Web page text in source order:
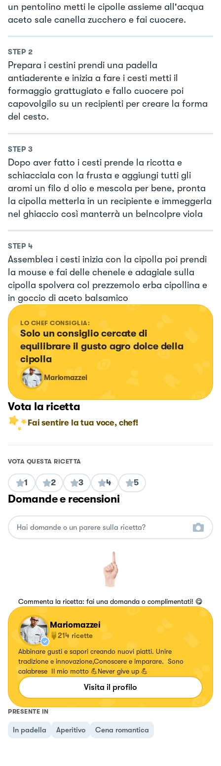
un pentolino metti le cipolle assieme all'acqua
aceto sale canella zucchero e fai cuocere.
STEP 2
Prepara i cestini prendi una padella
antiaderente e inizia a fare i cesti metti il
formaggio grattugiato e fallo cuocere poi
capovolgilo su un recipienti per creare la forma
del cesto.
STEP 3
Dopo aver fatto i cesti prende la ricotta e
schiacciala con la frusta e aggiungi tutti gli
aromi un filo d olio e mescola per bene, pronta
la cipolla metterla in un recipiente e immeggerla
nel ghiaccio così manterrà un belncolpre viola
STEP 4
Assemblea i cesti inizia con la cipolla poi prendi
la mouse e fai delle chenele e adagiale sulla
cipolla spolvera col prezzemolo erba cipollina e
in goccio di aceto balsamico
LO CHEF CONSIGLIA:
Solo un consiglio cercate di
equilibrare il gusto agro dolce della
cipolla
Mariomazzei
Vota la ricetta
Fai sentire la tua voce, chef!
VOTA QUESTA RICETTA
1 2 3 4 5
Domande e recensioni
Commenta la ricetta: fai una domanda o complimentati! 😋
Mariomazzei
214 ricette
Abbinare gusti e sapori creando nuovi piatti. Unire
tradizione e innovazione,Conoscere e imparare. Sono
calabrese Il mio motto 💪Never give up 💪
Visita il profilo
PRESENTE IN
In padella Aperitivo Cena romantica